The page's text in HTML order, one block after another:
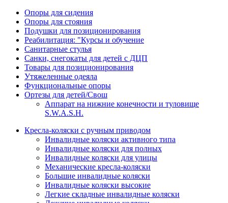
Опоры для сидения
Опоры для стояния
Подушки для позиционирования
Реабилитация: "Курсы и обучение
Санитарные стулья
Санки, снегокаты для детей с ДЦП
Товары для позиционирования
Утяжеленные одеяла
Функциональные опоры
Ортезы для детей/Свош
Аппарат на нижние конечности и туловище
S.W.A.S.H.
Кресла-коляски с ручным приводом
Инвалидные коляски активного типа
Инвалидные коляски для полных
Инвалидные коляски для улицы
Механические кресла-коляски
Большие инвалидные коляски
Инвалидные коляски высокие
Легкие складные инвалидные коляски